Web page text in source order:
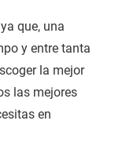
que, una
y entre tanta
la mejor
las mejores
en